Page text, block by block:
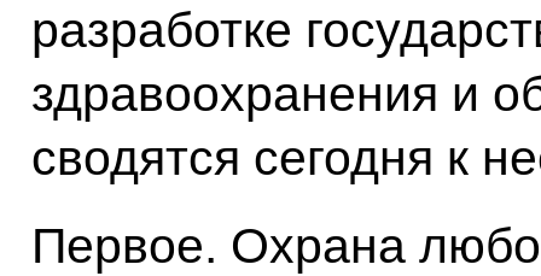
разработке
здравоохранения и
сводятся сегодня к
Первое. Охрана